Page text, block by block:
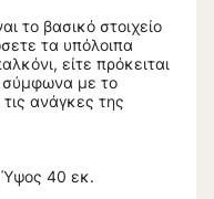
το βασικό στοιχείο
τα υπόλοιπα
είτε πρόκειται
σύμφωνα με το
ανάγκες της
40 εκ.